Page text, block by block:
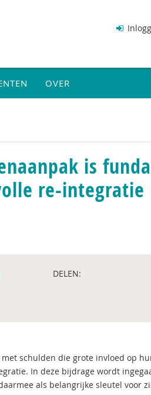
OVER
is
re-integratie
DELEN:
schulden die grote invloed op
In deze bijdrage wordt
als belangrijke sleutel voor